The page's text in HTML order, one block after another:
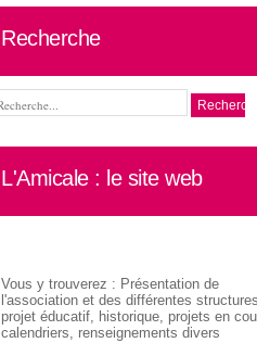
Recherche
L'Amicale : le site web
Vous y trouverez : Présentation de
l'association et des différentes
projet éducatif, historique, projets en
calendriers, renseignements divers